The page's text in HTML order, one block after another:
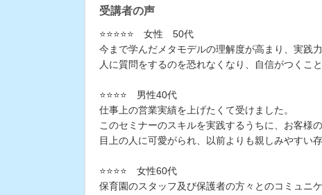
受講者の声
⭐️⭐️⭐️⭐️⭐️ 女性 50代
今まで学んだメタモデルの理解度が高まり、実践
人に質問をするのを恐れなくなり、自信がつくこ
⭐️⭐️⭐️⭐️ 男性40代
仕事上の営業実績を上げたくて受けました。
このセミナーのスキルを実践するうちに、お客様
目上の人に可愛がられ、以前よりも親しみやすい
⭐️⭐️⭐️⭐️ 女性60代
保育園のスタッフ及び保護者の方々とのコミュニ